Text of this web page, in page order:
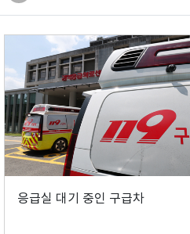
응급실 대기 중인 구급차